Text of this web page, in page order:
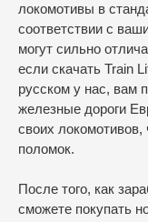
локомотивы в
соответствии с
могут сильно
если скачать Train
русском у нас, вам
железные дороги
своих
поломок.
После того, как
сможете покупать